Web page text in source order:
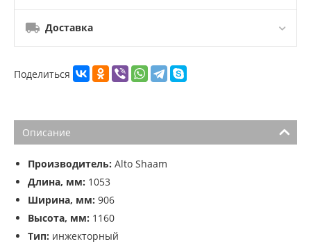
Доставка
Поделиться
Описание
Производитель: Alto Shaam
Длина, мм: 1053
Ширина, мм: 906
Высота, мм: 1160
Тип: инжекторный